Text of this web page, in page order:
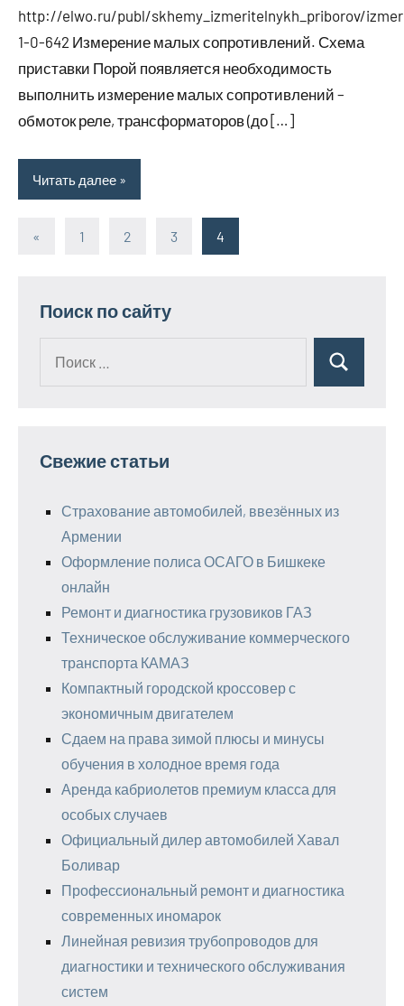
http://elwo.ru/publ/skhemy_izmeritelnykh_priborov/
1-0-642 Измерение малых сопротивлений. Схема
приставки Порой появляется необходимость
выполнить измерение малых сопротивлений –
обмоток реле, трансформаторов (до […]
Читать далее
«
Предыдущие
1 2 3 4
Поиск по сайту
Поиск
Свежие статьи
Страхование автомобилей, ввезённых из
Армении
Оформление полиса ОСАГО в Бишкеке
онлайн
Ремонт и диагностика грузовиков ГАЗ
Техническое обслуживание коммерческого
транспорта КАМАЗ
Компактный городской кроссовер с
экономичным двигателем
Сдаем на права зимой плюсы и минусы
обучения в холодное время года
Аренда кабриолетов премиум класса для
особых случаев
Официальный дилер автомобилей Хавал
Боливар
Профессиональный ремонт и диагностика
современных иномарок
Линейная ревизия трубопроводов для
диагностики и технического обслуживания
систем